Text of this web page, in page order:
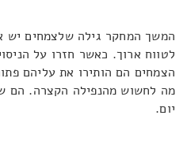
המשך המחקר גילה שלצמחים יש
לטווח ארוך. כאשר חזרו על
הצמחים הם הותירו את עליהם
יום.